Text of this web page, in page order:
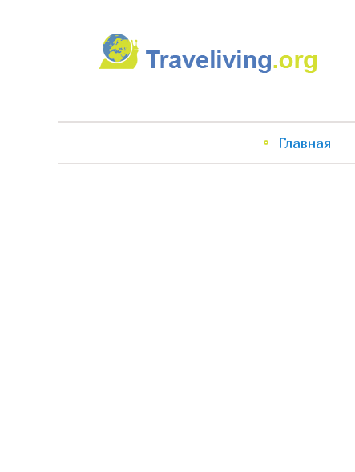
Traveliving
Главная